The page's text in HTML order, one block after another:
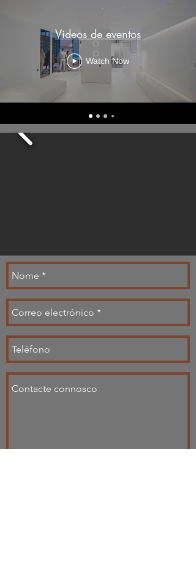
Videos de eventos
Watch Now